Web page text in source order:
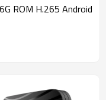
ROM H.265 Android